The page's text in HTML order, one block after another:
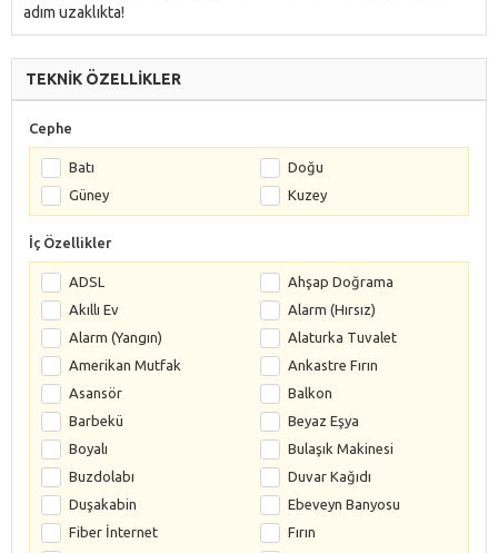
adım uzaklıkta!
TEKNİK ÖZELLİKLER
Cephe
Batı
Doğu
Güney
Kuzey
İç Özellikler
ADSL
Ahşap Doğrama
Akıllı Ev
Alarm (Hırsız)
Alarm (Yangın)
Alaturka Tuvalet
Amerikan Mutfak
Ankastre Fırın
Asansör
Balkon
Barbekü
Beyaz Eşya
Boyalı
Bulaşık Makinesi
Buzdolabı
Duvar Kağıdı
Duşakabin
Ebeveyn Banyosu
Fiber İnternet
Fırın